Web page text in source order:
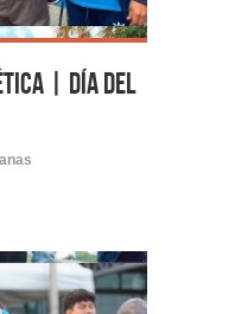
| Día del